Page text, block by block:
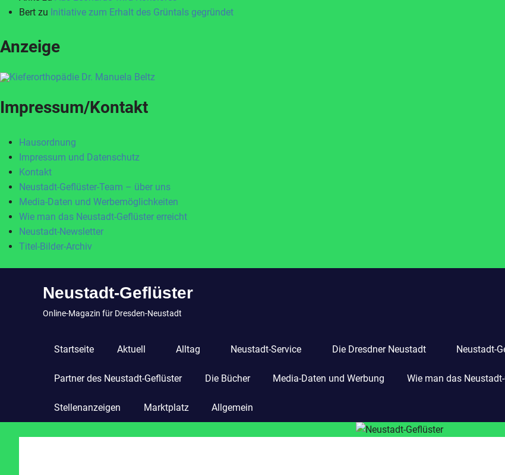
Bert zu Initiative zum Erhalt des Grüntals gegründet
Anzeige
Impressum/Kontakt
Hausordnung
Impressum und Datenschutz
Kontakt
Neustadt-Geflüster-Team – über uns
Media-Daten und Werbemöglichkeiten
Wie man das Neustadt-Geflüster erreicht
Neustadt-Newsletter
Titel-Bilder-Archiv
Neustadt-Geflüster
Online-Magazin für Dresden-Neustadt
Startseite Aktuell Alltag Neustadt-Service Die Dresdner Neustadt Neustadt-
Partner des Neustadt-Geflüster Die Bücher Media-Daten und Werbung Wie man das
Stellenanzeigen Marktplatz Allgemein